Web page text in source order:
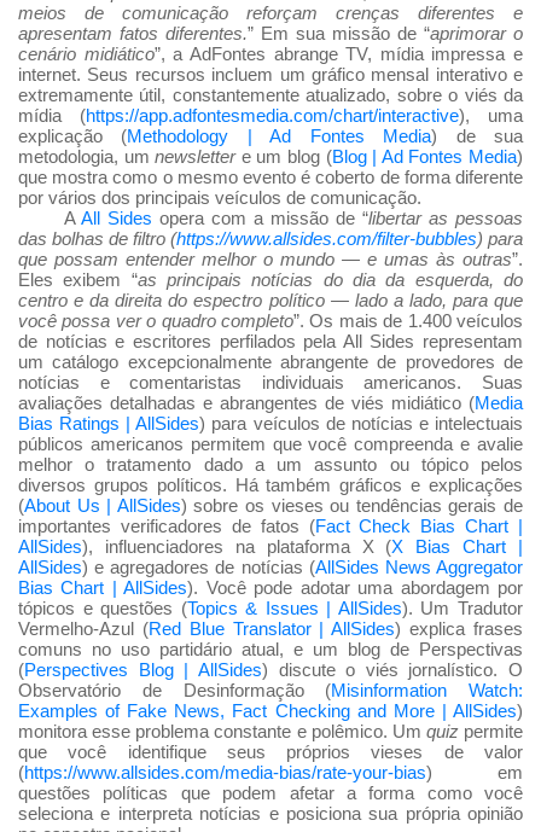
meios de comunicação reforçam crenças diferentes e
apresentam fatos diferentes.” Em sua missão de “aprimorar o
cenário midiático”, a AdFontes abrange TV, mídia impressa e
internet. Seus recursos incluem um gráfico mensal interativo e
extremamente útil, constantemente atualizado, sobre o viés da
mídia (https://app.adfontesmedia.com/chart/interactive), uma
explicação (Methodology | Ad Fontes Media) de sua
metodologia, umnewslettere um blog (Blog | Ad Fontes Media)
que mostra como o mesmo evento é coberto de forma diferente
por vários dos principais veículos de comunicação.
A All Sides opera com a missão de “libertar as pessoas
das bolhas de filtro (https://www.allsides.com/filter-bubbles) para
que possam entender melhor o mundo — e umas às outras”.
Eles exibem “as principais notícias do dia da esquerda, do
centro e da direita do espectro político — lado a lado, para que
você possa ver o quadro completo”. Os mais de 1.400 veículos
de notícias e escritores perfilados pela All Sides representam
um catálogo excepcionalmente abrangente de provedores de
notícias e comentaristas individuais americanos. Suas
avaliações detalhadas e abrangentes de viés midiático (Media
Bias Ratings | AllSides) para veículos de notícias e intelectuais
públicos americanos permitem que você compreenda e avalie
melhor o tratamento dado a um assunto ou tópico pelos
diversos grupos políticos. Há também gráficos e explicações
(About Us | AllSides) sobre os vieses ou tendências gerais de
importantes verificadores de fatos (Fact Check Bias Chart |
AllSides), influenciadores na plataforma X (X Bias Chart |
AllSides) e agregadores de notícias (AllSides News Aggregator
Bias Chart | AllSides). Você pode adotar uma abordagem por
tópicos e questões (Topics & Issues | AllSides). Um Tradutor
Vermelho-Azul (Red Blue Translator | AllSides) explica frases
comuns no uso partidário atual, e um blog de Perspectivas
(Perspectives Blog | AllSides) discute o viés jornalístico. O
Observatório de Desinformação (Misinformation Watch:
Examples of Fake News, Fact Checking and More | AllSides)
monitora esse problema constante e polêmico. Um quizpermite
que você identifique seus próprios vieses de valor
(https://www.allsides.com/media-bias/rate-your-bias) em
questões políticas que podem afetar a forma como você
seleciona e interpreta notícias e posiciona sua própria opinião